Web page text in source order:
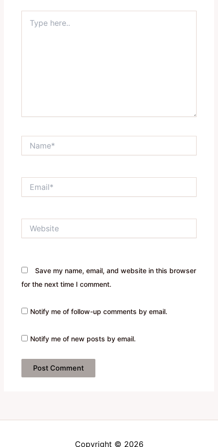
here..
Save my name, email, and website in this browser
for the next time I comment.
Notify me of follow-up comments by email.
Notify me of new posts by email.
Copyright © 2026